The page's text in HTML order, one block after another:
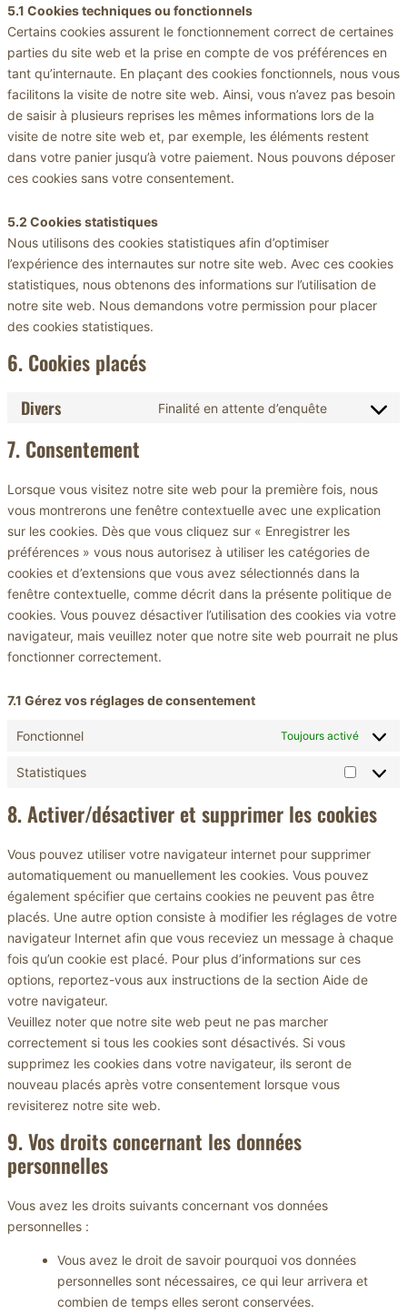
5.1 Cookies techniques ou fonctionnels
Certains cookies assurent le fonctionnement correct de certaines
parties du site web et la prise en compte de vos préférences en
tant qu’internaute. En plaçant des cookies fonctionnels, nous vous
facilitons la visite de notre site web. Ainsi, vous n’avez pas besoin
de saisir à plusieurs reprises les mêmes informations lors de la
visite de notre site web et, par exemple, les éléments restent
dans votre panier jusqu’à votre paiement. Nous pouvons déposer
ces cookies sans votre consentement.
5.2 Cookies statistiques
Nous utilisons des cookies statistiques afin d’optimiser
l’expérience des internautes sur notre site web. Avec ces cookies
statistiques, nous obtenons des informations sur l’utilisation de
notre site web. Nous demandons votre permission pour placer
des cookies statistiques.
6. Cookies placés
Divers Finalité en attente d’enquête
Consent
7. Consentement
Lorsque vous visitez notre site web pour la première fois, nous
vous montrerons une fenêtre contextuelle avec une explication
sur les cookies. Dès que vous cliquez sur « Enregistrer les
préférences » vous nous autorisez à utiliser les catégories de
cookies et d’extensions que vous avez sélectionnés dans la
fenêtre contextuelle, comme décrit dans la présente politique de
cookies. Vous pouvez désactiver l’utilisation des cookies via votre
navigateur, mais veuillez noter que notre site web pourrait ne plus
fonctionner correctement.
7.1 Gérez vos réglages de consentement
Fonctionnel Toujours activé
Statistiques
8. Activer/désactiver et supprimer les cookies
Vous pouvez utiliser votre navigateur internet pour supprimer
automatiquement ou manuellement les cookies. Vous pouvez
également spécifier que certains cookies ne peuvent pas être
placés. Une autre option consiste à modifier les réglages de votre
navigateur Internet afin que vous receviez un message à chaque
fois qu’un cookie est placé. Pour plus d’informations sur ces
options, reportez-vous aux instructions de la section Aide de
votre navigateur.
Veuillez noter que notre site web peut ne pas marcher
correctement si tous les cookies sont désactivés. Si vous
supprimez les cookies dans votre navigateur, ils seront de
nouveau placés après votre consentement lorsque vous
revisiterez notre site web.
9. Vos droits concernant les données
personnelles
Vous avez les droits suivants concernant vos données
personnelles :
Vous avez le droit de savoir pourquoi vos données
personnelles sont nécessaires, ce qui leur arrivera et
combien de temps elles seront conservées.